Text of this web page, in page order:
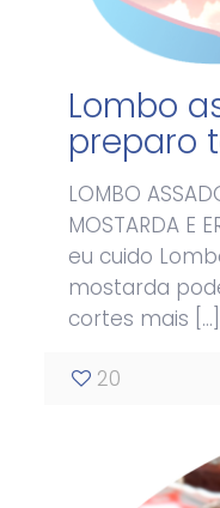
Lombo
preparo
LOMBO
MOSTARDA E
eu cuido
mostarda
cortes mais […]
20